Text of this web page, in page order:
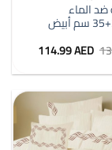
ضد الماء
200×200+35 سم أبيض
السعر
الأصلي
هو:
132.24 AED.
114.99AED
هو:
114.99 AED.